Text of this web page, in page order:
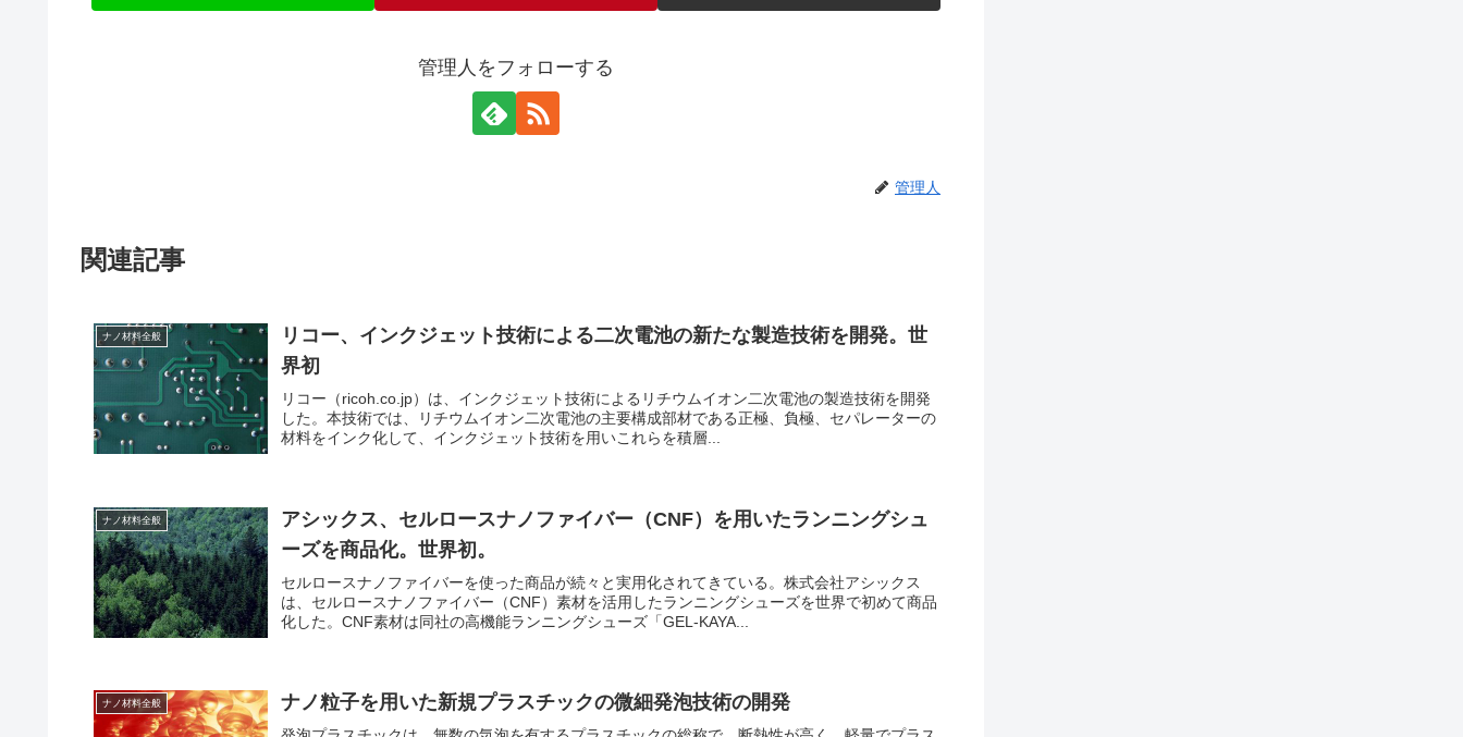
管理人をフォローする
管理人
関連記事
ナノ材料全般
リコー、インクジェット技術による二次電池の新たな製造技術を開発。世
界初
リコー（ricoh.co.jp）は、インクジェット技術によるリチウムイオン二次電池の製造技術を開発
した。本技術では、リチウムイオン二次電池の主要構成部材である正極、負極、セパレーターの
材料をインク化して、インクジェット技術を用いこれらを積層...
ナノ材料全般
アシックス、セルロースナノファイバー（CNF）を用いたランニングシュ
ーズを商品化。世界初。
セルロースナノファイバーを使った商品が続々と実用化されてきている。株式会社アシックス
は、セルロースナノファイバー（CNF）素材を活用したランニングシューズを世界で初めて商品
化した。CNF素材は同社の高機能ランニングシューズ「GEL-KAYA...
ナノ材料全般 ナノ粒子を用いた新規プラスチックの微細発泡技術の開発